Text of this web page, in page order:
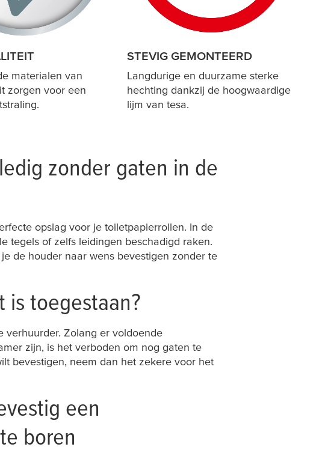
materialen van
zorgen voor een
STEVIG GEMONTEERD
Langdurige en duurzame sterke
hechting dankzij de hoogwaardige
lijm van tesa.
zonder gaten in de
opslag voor je toiletpapierrollen. In de
tegels of zelfs leidingen beschadigd raken.
de houder naar wens bevestigen zonder te
is toegestaan?
verhuurder. Zolang er voldoende
zijn, is het verboden om nog gaten te
bevestigen, neem dan het zekere voor het
een
boren